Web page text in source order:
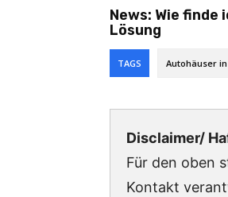
News: Wie finde
Lösung
TAGS Autohäuser
Disclaimer/
Für den oben
Kontakt